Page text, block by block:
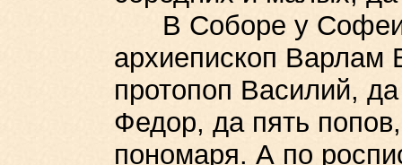
В Соборе у Софеи
архиепископ Варлам
протопоп Василий,
Федор, да пять
пономаря. А по